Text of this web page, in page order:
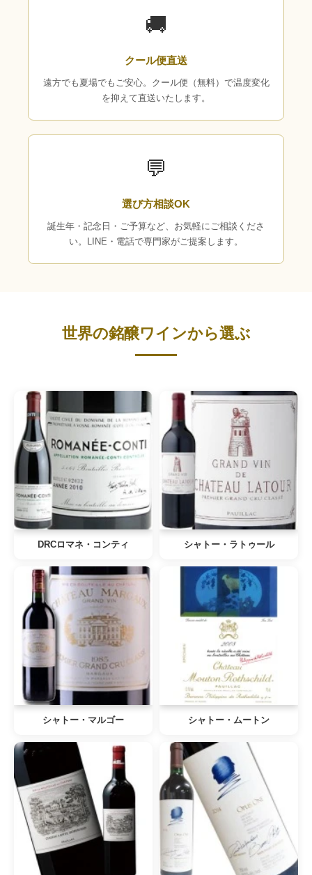
🚚
クール便直送
遠方でも夏場でもご安心。クール便（無料）で温度変化
を抑えて直送いたします。
💬
選び方相談OK
誕生年・記念日・ご予算など、お気軽にご相談くださ
い。LINE・電話で専門家がご提案します。
世界の銘醸ワインから選ぶ
DRCロマネ・コンティ シャトー・ラトゥール
シャトー・マルゴー シャトー・ムートン